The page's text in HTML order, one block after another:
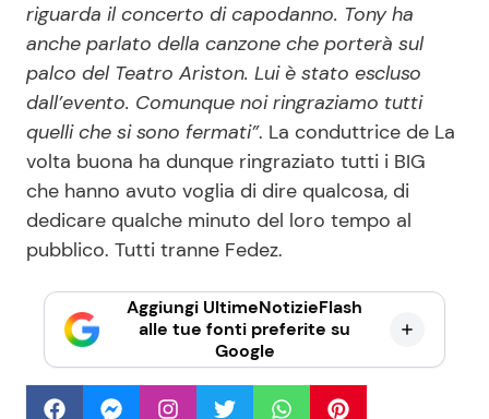
riguarda il concerto di capodanno. Tony ha
anche parlato della canzone che porterà sul
palco del Teatro Ariston. Lui è stato escluso
dall’evento. Comunque noi ringraziamo tutti
quelli che si sono fermati”. La conduttrice de La
volta buona ha dunque ringraziato tutti i BIG
che hanno avuto voglia di dire qualcosa, di
dedicare qualche minuto del loro tempo al
pubblico. Tutti tranne Fedez.
Aggiungi UltimeNotizieFlash
alle tue fonti preferite su
Google